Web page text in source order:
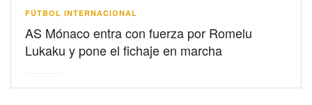
FÚTBOL INTERNACIONAL
AS Mónaco entra con fuerza por Romelu
Lukaku y pone el fichaje en marcha